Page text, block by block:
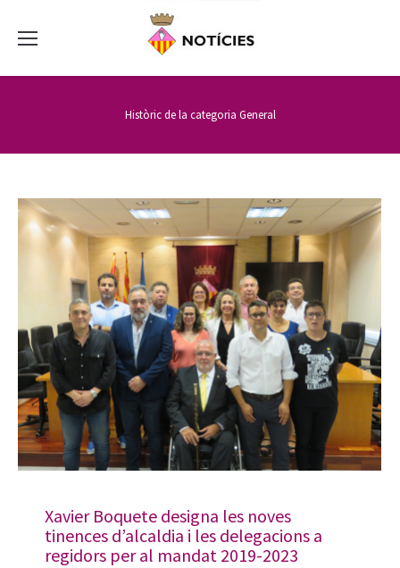
Històric de la categoria General
Xavier Boquete designa les noves
tinences d’alcaldia i les delegacions a
regidors per al mandat 2019-2023